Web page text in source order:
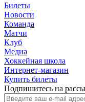
Билеты
Новости
Команда
Матчи
Клуб
Медиа
Хоккейная школа
Интернет-магазин
Купить билеты
Подпишитесь на